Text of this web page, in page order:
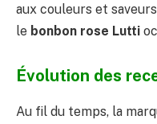
aux couleurs et
le bonbon rose Lutti
Évolution des
Au fil du temps, la